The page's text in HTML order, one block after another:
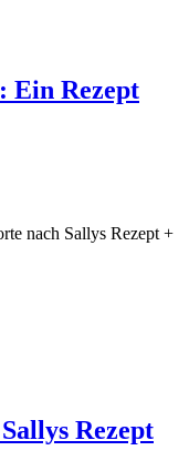
Ein Rezept
nach Sallys Rezept +
Rezept